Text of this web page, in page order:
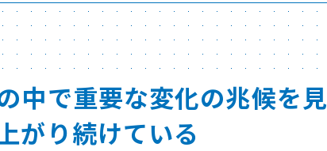
中で重要な変化の兆候を見
がり続けている